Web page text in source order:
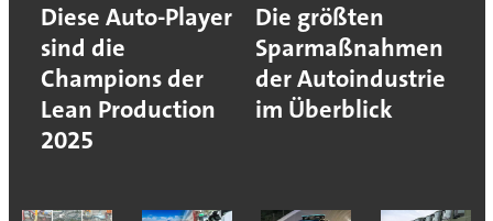
Diese Auto-Player
sind die
Champions der
Lean Production
2025
Die größten
Sparmaßnahmen
der Autoindustrie
im Überblick